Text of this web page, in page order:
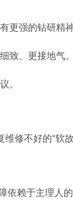
更强的钻研精
致、更接地气。
。
维修不好的“
依赖于主理人